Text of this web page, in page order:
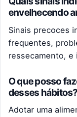
envelhecendo
Sinais precoces
frequentes,
ressecamento, e
O que posso
desses hábitos?
Adotar uma